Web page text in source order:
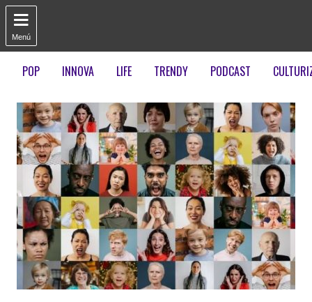

Menú
POP INNOVA LIFE TRENDY PODCAST